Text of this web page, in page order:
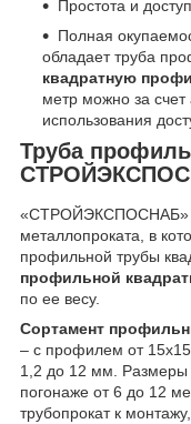
Простота и
Полная
обладает труба
квадратную
метр можно за счет
использования
Труба
«СТРОЙЭКСПОСНАБ»
металлопроката, в
профильной трубы
профильной
по ее весу.
Сортамент
– с профилем от
1,2 до 12 мм. Размеры
погонаже от 6 до 12
трубопрокат к